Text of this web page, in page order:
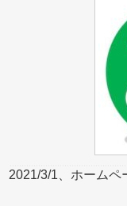
2021/3/1、ホームペ